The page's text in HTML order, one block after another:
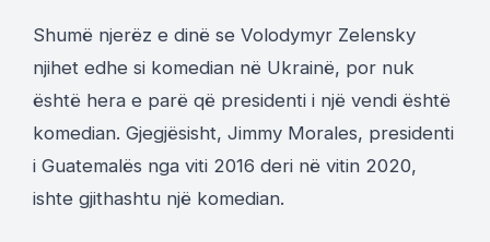
Shumë njerëz e dinë se Volodymyr Zelensky
njihet edhe si komedian në Ukrainë, por nuk
është hera e parë që presidenti i një vendi është
komedian. Gjegjësisht, Jimmy Morales, presidenti
i Guatemalës nga viti 2016 deri në vitin 2020,
ishte gjithashtu një komedian.